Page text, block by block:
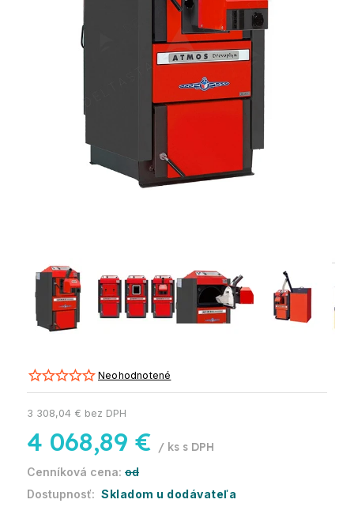
Neohodnotené
od
4 068,89 € / ks
3 308,04 € bez DPH
Skladom u dodávateľa